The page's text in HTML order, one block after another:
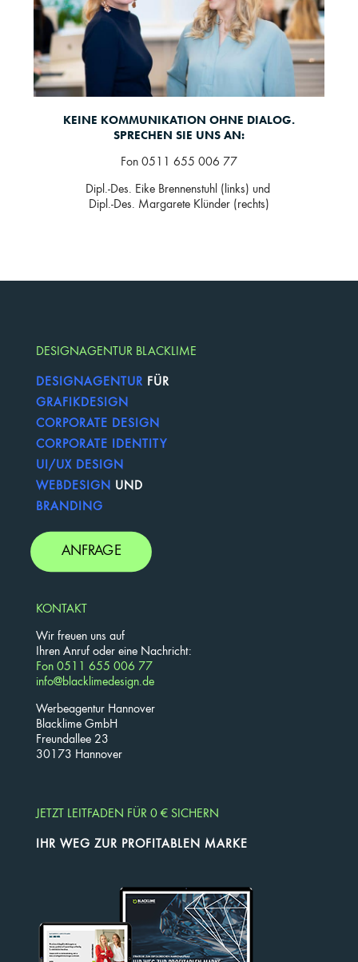
KEINE KOMMUNIKATION OHNE DIALOG.
SPRECHEN SIE UNS AN:
Fon 0511 655 006 77
Dipl.-Des. Eike Brennenstuhl (links) und
Dipl.-Des. Margarete Klünder (rechts)
DESIGNAGENTUR BLACKLIME
DESIGNAGENTUR FÜR
GRAFIKDESIGN
CORPORATE DESIGN
CORPORATE IDENTITY
UI/UX DESIGN
WEBDESIGN UND
BRANDING
ANFRAGE
KONTAKT
Wir freuen uns auf
Ihren Anruf oder eine Nachricht:
Fon 0511 655 006 77
info@blacklimedesign.de
Werbeagentur Hannover
Blacklime GmbH
Freundallee 23
30173 Hannover
JETZT LEITFADEN FÜR 0 € SICHERN
IHR WEG ZUR PROFITABLEN MARKE